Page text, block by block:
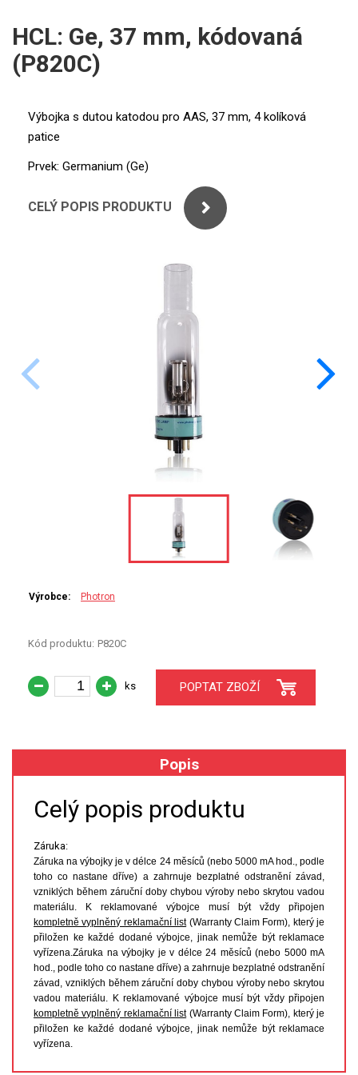
PERKINELMER
SHIMADZU
ANALYTIK JENA
ANALYTIK JENA
HADIČKY
STANDARDY
SPECIÁLNÍ APLIKACE
XRF
VZORKOVNICE XRF
TAVENÍ
LISOVÁNÍ
STANDARDNÍ ROZTOKY A RM
UV-VIS FLUO
DETEKTORY HPLC
VÝBOJKY PRO UV/VIS
XRF
UV-VIS FLUO
Příprava vzorků
MS/SPM
HCL: Ge, 37 mm, kódovaná
(P820C)
Výbojka s dutou katodou pro AAS, 37 mm, 4 kolíková
patice
Prvek: Germanium (Ge)
CELÝ POPIS PRODUKTU
Výrobce: Photron
Kód produktu: P820C
ks POPTAT ZBOŽÍ
Popis
Celý popis produktu
Záruka:
Záruka na výbojky je v délce 24 měsíců (nebo 5000 mA hod., podle
toho co nastane dříve) a zahrnuje bezplatné odstranění závad,
vzniklých během záruční doby chybou výroby nebo skrytou vadou
materiálu. K reklamované výbojce musí být vždy připojen
kompletně vyplněný reklamační list(Warranty Claim Form), který je
přiložen ke každé dodané výbojce, jinak nemůže být reklamace
vyřízena.Záruka na výbojky je v délce 24 měsíců (nebo 5000 mA
hod., podle toho co nastane dříve) a zahrnuje bezplatné odstranění
závad, vzniklých během záruční doby chybou výroby nebo skrytou
vadou materiálu. K reklamované výbojce musí být vždy připojen
kompletně vyplněný reklamační list(Warranty Claim Form), který je
přiložen ke každé dodané výbojce, jinak nemůže být reklamace
vyřízena.